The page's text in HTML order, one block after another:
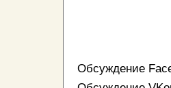
Обсуждение